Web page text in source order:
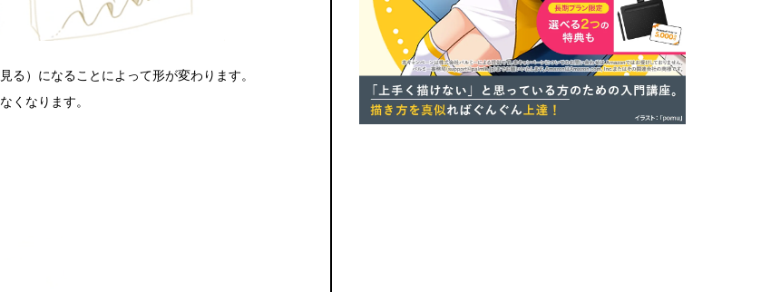
る）になることによって形が変わります。
くなります。